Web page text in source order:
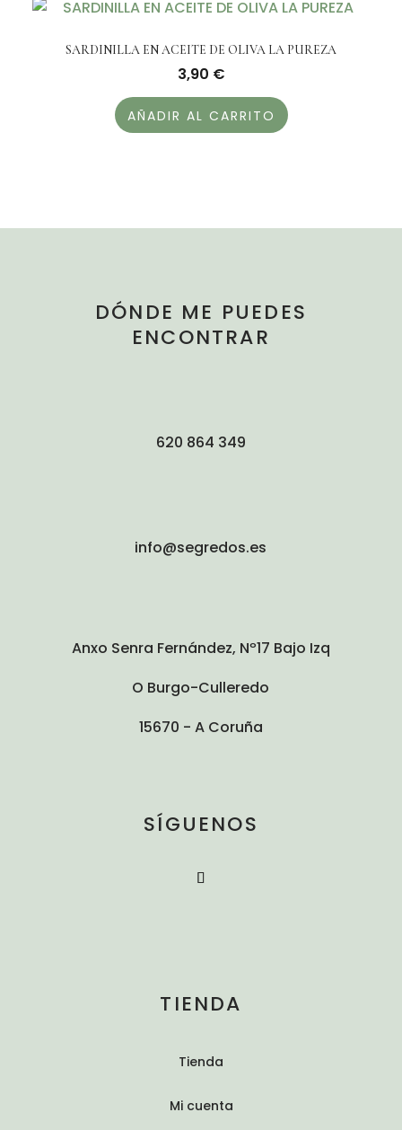
SARDINILLA EN ACEITE DE OLIVA LA PUREZA
3,90 €
AÑADIR AL CARRITO
DÓNDE ME PUEDES
ENCONTRAR
620 864 349
info@segredos.es
Anxo Senra Fernández, Nº17 Bajo Izq
O Burgo-Culleredo
15670 - A Coruña
SÍGUENOS
TIENDA
Tienda
Mi cuenta